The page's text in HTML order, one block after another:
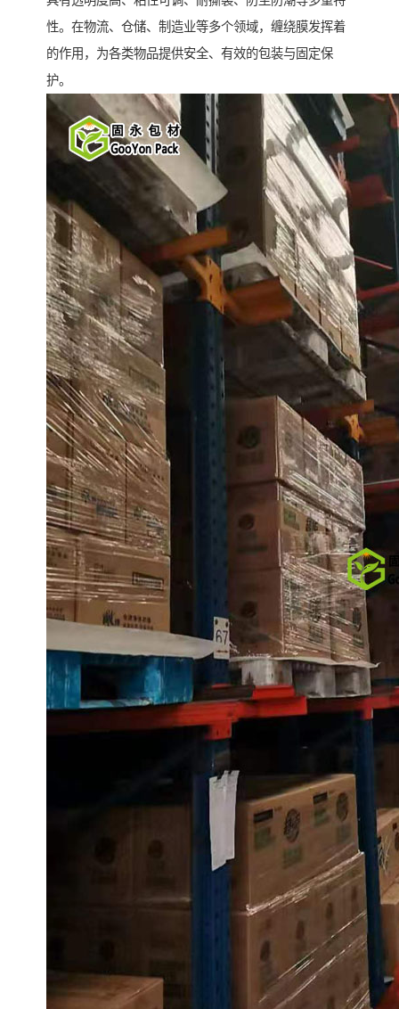
性。在物流、仓储、制造业等多个领域，缠绕膜发挥着
的作用，为各类物品提供安全、有效的包装与固定保
护。